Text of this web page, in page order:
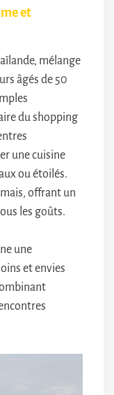
et
mélange
âgés de 50
du shopping
une cuisine
ou étoilés.
offrant un
les goûts.
une
et envies